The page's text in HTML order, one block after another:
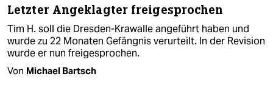
Letzter Angeklagter freigesprochen
Tim H. soll die Dresden-Krawalle angeführt haben und
wurde zu 22 Monaten Gefängnis verurteilt. In der Revision
wurde er nun freigesprochen.
Von Michael Bartsch